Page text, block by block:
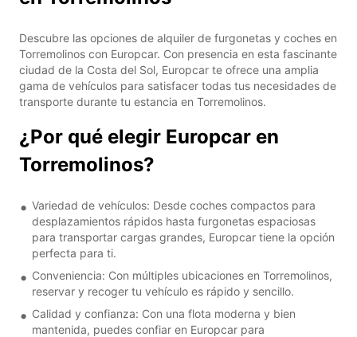
Descubre las opciones de alquiler de furgonetas y coches en
Torremolinos con Europcar. Con presencia en esta fascinante
ciudad de la Costa del Sol, Europcar te ofrece una amplia
gama de vehículos para satisfacer todas tus necesidades de
transporte durante tu estancia en Torremolinos.
¿Por qué elegir Europcar en
Torremolinos?
Variedad de vehículos: Desde coches compactos para
desplazamientos rápidos hasta furgonetas espaciosas
para transportar cargas grandes, Europcar tiene la opción
perfecta para ti.
Conveniencia: Con múltiples ubicaciones en Torremolinos,
reservar y recoger tu vehículo es rápido y sencillo.
Calidad y confianza: Con una flota moderna y bien
mantenida, puedes confiar en Europcar para